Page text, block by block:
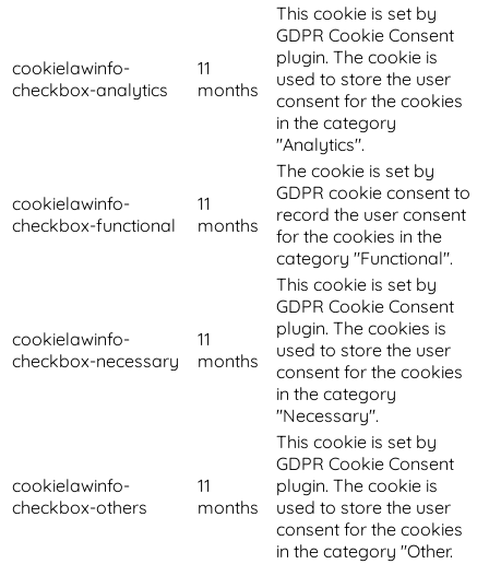
cookielawinfo-
checkbox-analytics
11
months
This cookie is set by
GDPR Cookie Consent
plugin. The cookie is
used to store the user
consent for the cookies
in the category
"Analytics".
cookielawinfo-
checkbox-functional
11
months
The cookie is set by
GDPR cookie consent to
record the user consent
for the cookies in the
category "Functional".
cookielawinfo-
checkbox-necessary
11
months
This cookie is set by
GDPR Cookie Consent
plugin. The cookies is
used to store the user
consent for the cookies
in the category
"Necessary".
cookielawinfo-
checkbox-others
11
months
This cookie is set by
GDPR Cookie Consent
plugin. The cookie is
used to store the user
consent for the cookies
in the category "Other.